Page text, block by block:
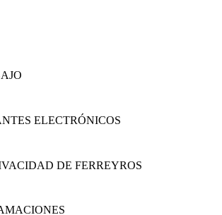
ELECTRÓNICOS
DE FERREYROS